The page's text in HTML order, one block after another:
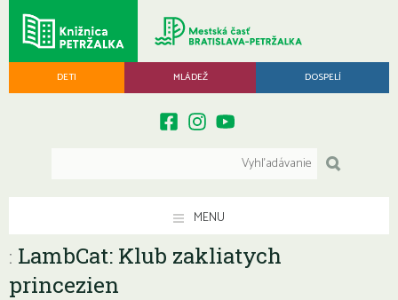
DETI MLÁDEŽ DOSPELÍ
MENU
: LambCat: Klub zakliatych
princezien